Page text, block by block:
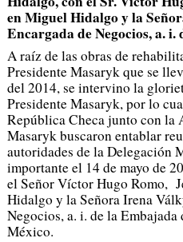
en Miguel Hidalgo y la
Encargada de Negocios, a. i.
A raíz de las obras de
Presidente Masaryk que se
del 2014, se intervino la
Presidente Masaryk, por lo
República Checa junto con la
Masaryk buscaron entablar
autoridades de la Delegación
importante el 14 de mayo de
el Señor Víctor Hugo Romo,
Hidalgo y la Señora Irena
Negocios, a. i. de la
México.